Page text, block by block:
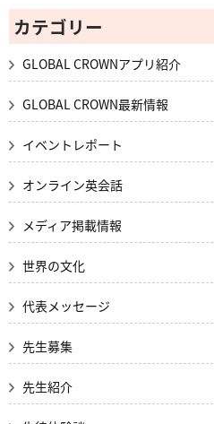
カテゴリー
GLOBAL CROWNアプリ紹介
GLOBAL CROWN最新情報
イベントレポート
オンライン英会話
メディア掲載情報
世界の文化
代表メッセージ
先生募集
先生紹介